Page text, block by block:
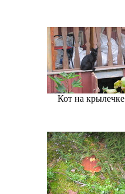
Кот на крылечке